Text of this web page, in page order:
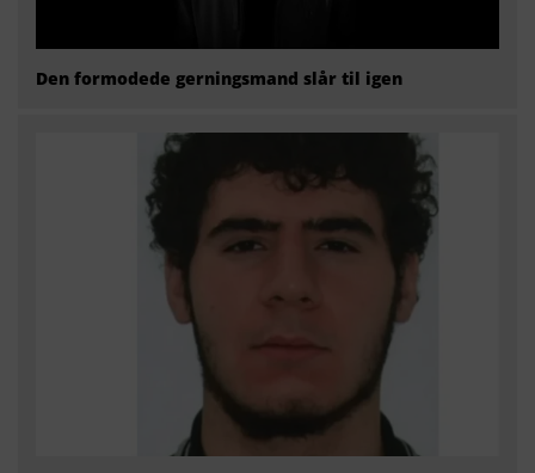
Den formodede gerningsmand slår til igen